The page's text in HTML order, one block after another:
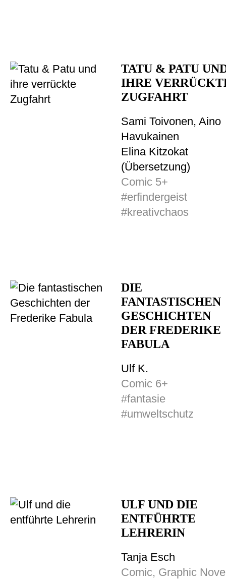
TATU & PATU
IHRE
ZUGFAHRT
Sami Toivonen, Aino
Havukainen
Elina Kitzokat
(Übersetzung)
Comic 5+
#erfindergeist
#kreativchaos
DIE
FANTASTISCHEN
GESCHICHTEN
DER FREDERIKE
FABULA
Ulf K.
Comic 6+
#fantasie
#umweltschutz
ULF UND DIE
ENTFÜHRTE
LEHRERIN
Tanja Esch
Comic, Graphic